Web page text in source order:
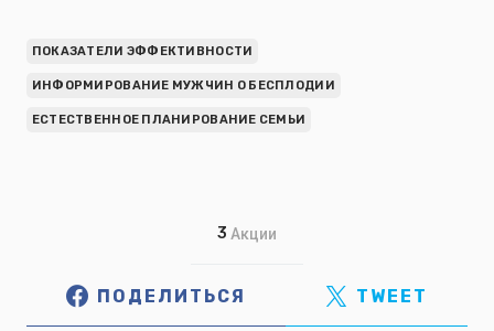
ПОКАЗАТЕЛИ ЭФФЕКТИВНОСТИ
ИНФОРМИРОВАНИЕ МУЖЧИН О БЕСПЛОДИИ
ЕСТЕСТВЕННОЕ ПЛАНИРОВАНИЕ СЕМЬИ
3 Акции
ПОДЕЛИТЬСЯ TWEET